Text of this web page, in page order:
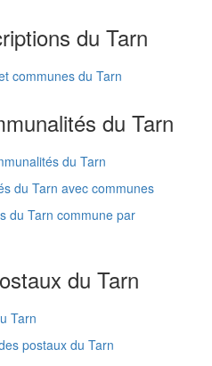
du Tarn
communes du Tarn
du Tarn
du Tarn
du Tarn avec communes
du Tarn commune par
du Tarn
Tarn
postaux du Tarn